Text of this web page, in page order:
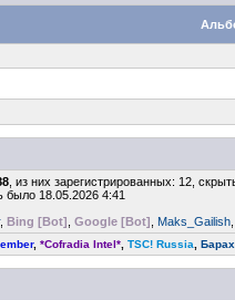
, из них зарегистрированных: 12,
было 18.05.2026 4:41
, Bing [Bot] Google [Bot] Maks_Gailish
, *Cofradia Intel* TSC! Russia